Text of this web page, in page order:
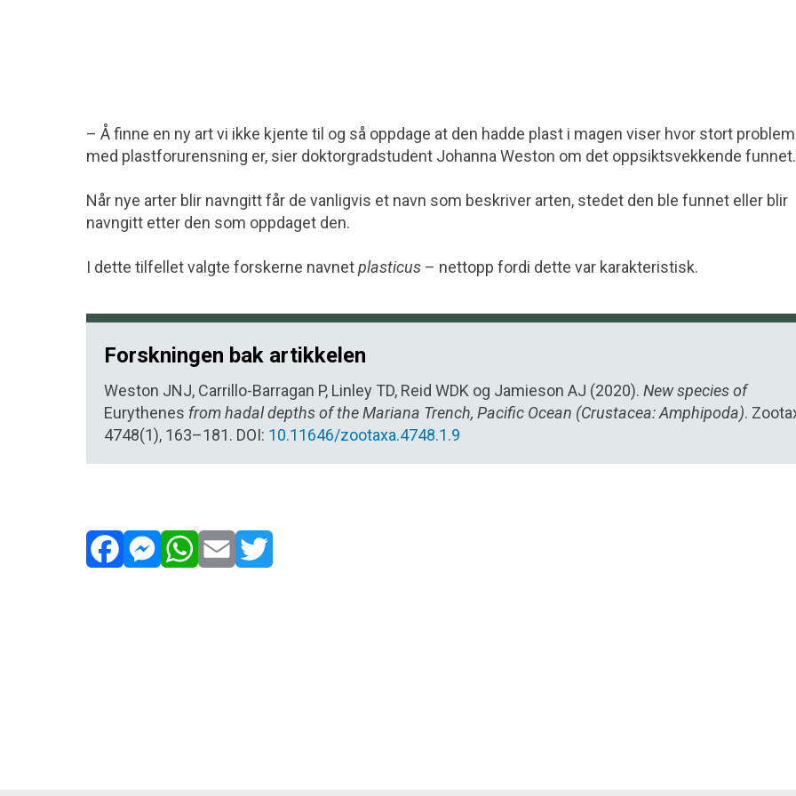
– Å finne en ny art vi ikke kjente til og så oppdage at den hadde plast i magen viser hvor stort
med plastforurensning er, sier doktorgradstudent Johanna Weston om det oppsiktsvekkende funnet.
Når nye arter blir navngitt får de vanligvis et navn som beskriver arten, stedet den ble funnet eller blir
navngitt etter den som oppdaget den.
I dette tilfellet valgte forskerne navnetplasticus – nettopp fordi dette var karakteristisk.
Forskningen bak artikkelen
Weston JNJ, Carrillo-Barragan P, Linley TD, Reid WDK og Jamieson AJ (2020). New species of
Eurythenes from hadal depths of the Mariana Trench, Pacific Ocean (Crustacea: Amphipoda).
4748(1), 163–181. DOI: 10.11646/zootaxa.4748.1.9